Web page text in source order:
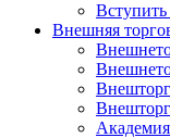
Внешняя